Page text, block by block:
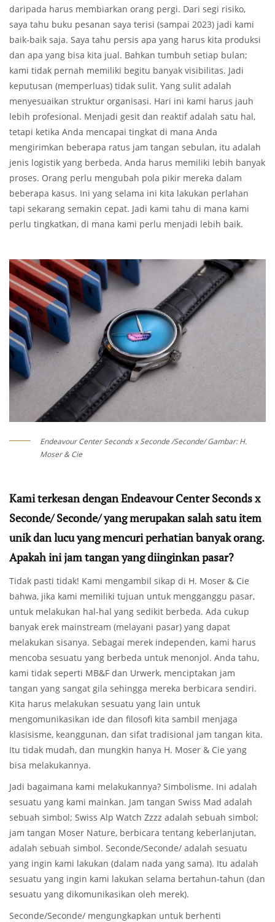
daripada harus membiarkan orang pergi. Dari segi risiko,
saya tahu buku pesanan saya terisi (sampai 2023) jadi kami
baik-baik saja. Saya tahu persis apa yang harus kita produksi
dan apa yang bisa kita jual. Bahkan tumbuh setiap bulan;
kami tidak pernah memiliki begitu banyak visibilitas. Jadi
keputusan (memperluas) tidak sulit. Yang sulit adalah
menyesuaikan struktur organisasi. Hari ini kami harus jauh
lebih profesional. Menjadi gesit dan reaktif adalah satu hal,
tetapi ketika Anda mencapai tingkat di mana Anda
mengirimkan beberapa ratus jam tangan sebulan, itu adalah
jenis logistik yang berbeda. Anda harus memiliki lebih banyak
proses. Orang perlu mengubah pola pikir mereka dalam
beberapa kasus. Ini yang selama ini kita lakukan perlahan
tapi sekarang semakin cepat. Jadi kami tahu di mana kami
perlu tingkatkan, di mana kami perlu menjadi lebih baik.
Endeavour Center Seconds x Seconde /Seconde/ Gambar: H.
Moser & Cie
Kami terkesan dengan Endeavour Center Seconds x
Seconde/ Seconde/ yang merupakan salah satu item
unik dan lucu yang mencuri perhatian banyak orang.
Apakah ini jam tangan yang diinginkan pasar?
Tidak pasti tidak! Kami mengambil sikap di H. Moser & Cie
bahwa, jika kami memiliki tujuan untuk mengganggu pasar,
untuk melakukan hal-hal yang sedikit berbeda. Ada cukup
banyak erek mainstream (melayani pasar) yang dapat
melakukan sisanya. Sebagai merek independen, kami harus
mencoba sesuatu yang berbeda untuk menonjol. Anda tahu,
kami tidak seperti MB&F dan Urwerk, menciptakan jam
tangan yang sangat gila sehingga mereka berbicara sendiri.
Kita harus melakukan sesuatu yang lain untuk
mengomunikasikan ide dan filosofi kita sambil menjaga
klasisisme, keanggunan, dan sifat tradisional jam tangan kita.
Itu tidak mudah, dan mungkin hanya H. Moser & Cie yang
bisa melakukannya.
Jadi bagaimana kami melakukannya? Simbolisme. Ini adalah
sesuatu yang kami mainkan. Jam tangan Swiss Mad adalah
sebuah simbol; Swiss Alp Watch Zzzz adalah sebuah simbol;
jam tangan Moser Nature, berbicara tentang keberlanjutan,
adalah sebuah simbol. Seconde/Seconde/ adalah sesuatu
yang ingin kami lakukan (dalam nada yang sama). Itu adalah
sesuatu yang ingin kami lakukan selama bertahun-tahun (dan
sesuatu yang dikomunikasikan oleh merek).
Seconde/Seconde/ mengungkapkan untuk berhenti